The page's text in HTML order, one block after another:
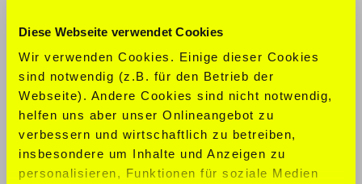
Diese Webseite verwendet Cookies
Wir verwenden Cookies. Einige dieser Cookies
sind notwendig (z.B. für den Betrieb der
Webseite). Andere Cookies sind nicht notwendig,
helfen uns aber unser Onlineangebot zu
verbessern und wirtschaftlich zu betreiben,
insbesondere um Inhalte und Anzeigen zu
personalisieren, Funktionen für soziale Medien
SHOE SIZE:
SPORTS:Acrobatics, Boxing, General
Gymnastics, Yoga
LANGUAGES:English, French, Spanish